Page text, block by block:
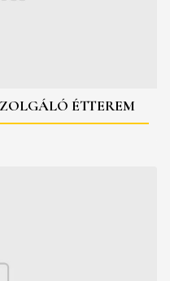
ÉTTEREM